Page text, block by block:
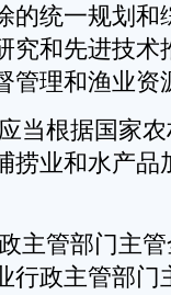
的统一规划和
究和先进技术
管理和渔业资
当根据国家
捞业和水产品
主管部门主
行政主管部门